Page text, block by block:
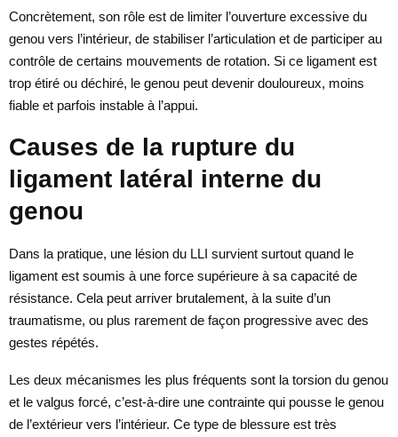
Concrètement, son rôle est de limiter l’ouverture excessive du
genou vers l’intérieur, de stabiliser l’articulation et de participer au
contrôle de certains mouvements de rotation. Si ce ligament est
trop étiré ou déchiré, le genou peut devenir douloureux, moins
fiable et parfois instable à l’appui.
Causes de la rupture du
ligament latéral interne du
genou
Dans la pratique, une lésion du LLI survient surtout quand le
ligament est soumis à une force supérieure à sa capacité de
résistance. Cela peut arriver brutalement, à la suite d’un
traumatisme, ou plus rarement de façon progressive avec des
gestes répétés.
Les deux mécanismes les plus fréquents sont la torsion du genou
et le valgus forcé, c’est-à-dire une contrainte qui pousse le genou
de l’extérieur vers l’intérieur. Ce type de blessure est très